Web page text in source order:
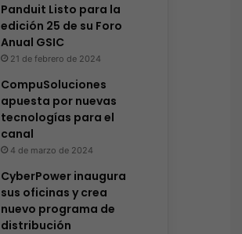
Panduit Listo para la
edición 25 de su Foro
Anual GSIC
21 de febrero de 2024
CompuSoluciones
apuesta por nuevas
tecnologías para el
canal
4 de marzo de 2024
CyberPower inaugura
sus oficinas y crea
nuevo programa de
distribución